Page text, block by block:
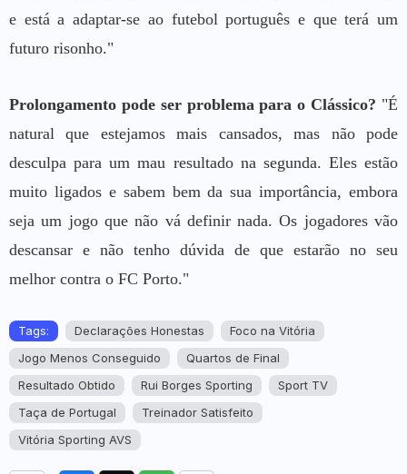
e está a adaptar-se ao futebol português e que terá um
futuro risonho."
Prolongamento pode ser problema para o Clássico? "É
natural que estejamos mais cansados, mas não pode
desculpa para um mau resultado na segunda. Eles estão
muito ligados e sabem bem da sua importância, embora
seja um jogo que não vá definir nada. Os jogadores vão
descansar e não tenho dúvida de que estarão no seu
melhor contra o FC Porto."
Tags: Declarações Honestas
Foco na Vitória
Jogo Menos Conseguido
Quartos de Final
Resultado Obtido
Rui Borges Sporting
Sport TV
Taça de Portugal
Treinador Satisfeito
Vitória Sporting AVS